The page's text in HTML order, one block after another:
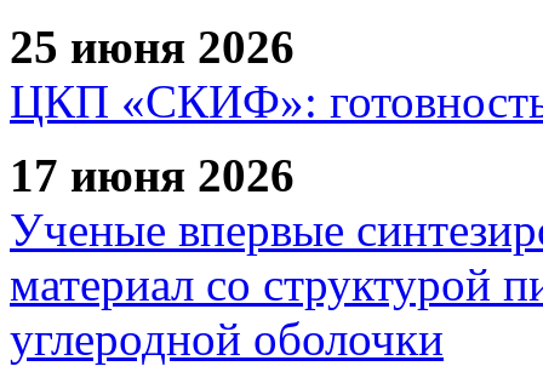
25 июня 2026
ЦКП «СКИФ»: готовность
17 июня 2026
Ученые впервые
материал со структурой
углеродной оболочки